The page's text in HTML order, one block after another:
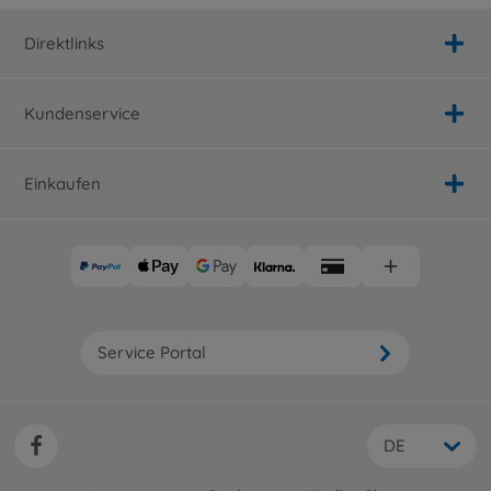
Direktlinks
Kundenservice
Einkaufen
Service Portal
DE